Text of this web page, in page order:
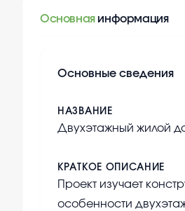
Основная информация
Основные сведения
НАЗВАНИЕ
Двухэтажный жилой
КРАТКОЕ ОПИСАНИЕ
Проект изучает
особенности